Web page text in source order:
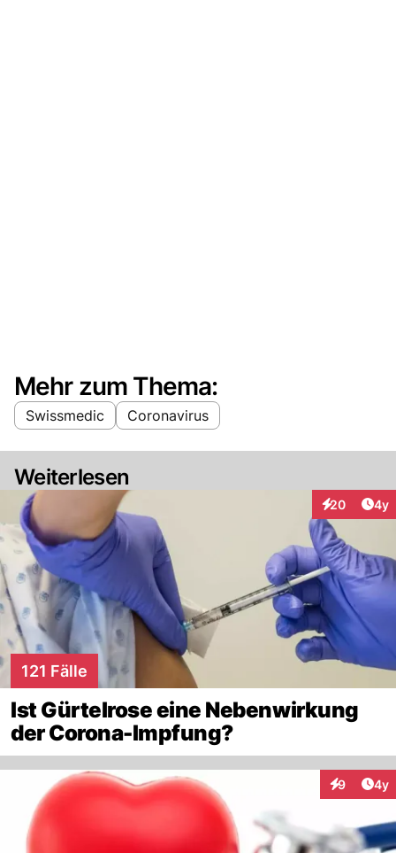
Mehr zum Thema:
Swissmedic Coronavirus
Weiterlesen
20
Interaktionen
4y
121 Fälle
Ist Gürtelrose eine Nebenwirkung
der Corona-Impfung?
9 4y